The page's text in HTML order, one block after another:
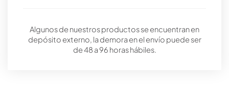
Algunos de nuestros productos se encuentran en
depósito externo, la demora en el envío puede ser
de 48 a 96 horas hábiles.